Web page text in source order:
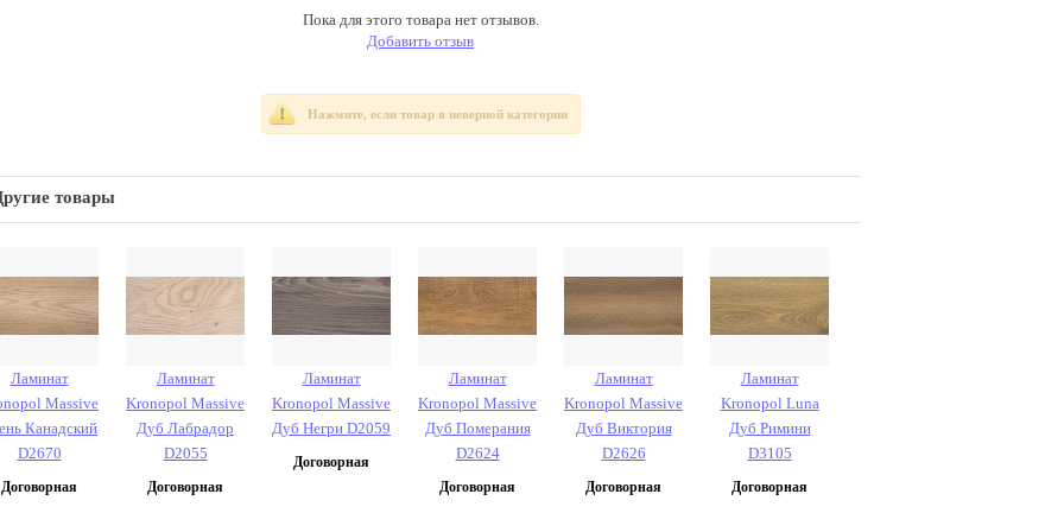
Пока для этого товара нет отзывов.
Добавить отзыв
Нажмите, если товар в неверной категории
товары
Ламинат
Massive
Канадский
D2670
Договорная
Ламинат
Kronopol Massive
Дуб Лабрадор
D2055
Договорная
Ламинат
Kronopol Massive
Дуб Негри D2059
Договорная
Ламинат
Kronopol Massive
Дуб Померания
D2624
Договорная
Ламинат
Kronopol Massive
Дуб Виктория
D2626
Договорная
Ламинат
Kronopol Luna
Дуб Римини
D3105
Договорная